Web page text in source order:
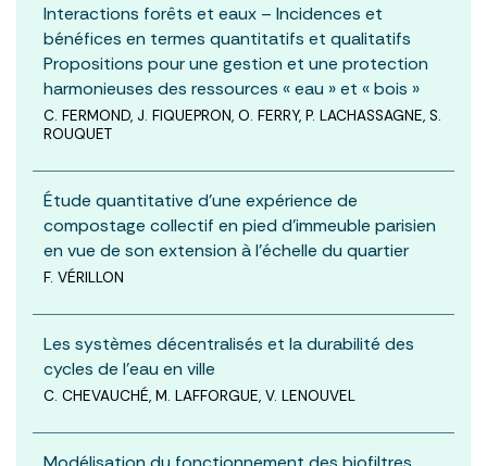
Interactions forêts et eaux – Incidences et
bénéfices en termes quantitatifs et qualitatifs
Propositions pour une gestion et une protection
harmonieuses des ressources « eau » et « bois »
C. FERMOND, J. FIQUEPRON, O. FERRY, P. LACHASSAGNE, S.
ROUQUET
Étude quantitative d’une expérience de
compostage collectif en pied d’immeuble parisien
en vue de son extension à l’échelle du quartier
F. VÉRILLON
Les systèmes décentralisés et la durabilité des
cycles de l’eau en ville
C. CHEVAUCHÉ, M. LAFFORGUE, V. LENOUVEL